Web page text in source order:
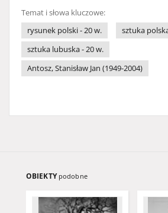
Temat i słowa kluczowe:
rysunek polski - 20 w.
sztuka
sztuka lubuska - 20 w.
Antosz, Stanisław Jan (1949-2004)
OBIEKTY podobne